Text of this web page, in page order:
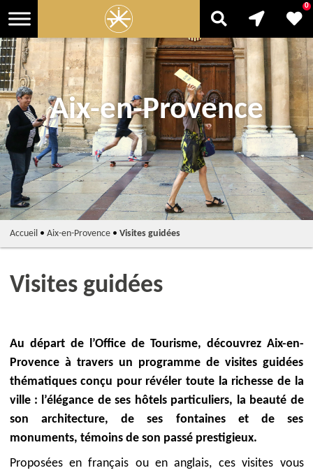
Aix-en-Provence
0
Accueil• Aix-en-Provence• Visites guidées
Visites guidées
Au départ de l’Office de Tourisme, découvrez Aix-en-
Provence à travers un programme de visites guidées
thématiques conçu pour révéler toute la richesse de la
ville : l’élégance de ses hôtels particuliers, la beauté de
son architecture, de ses fontaines et de ses
monuments, témoins de son passé prestigieux.
Proposées en français ou en anglais, ces visites vous